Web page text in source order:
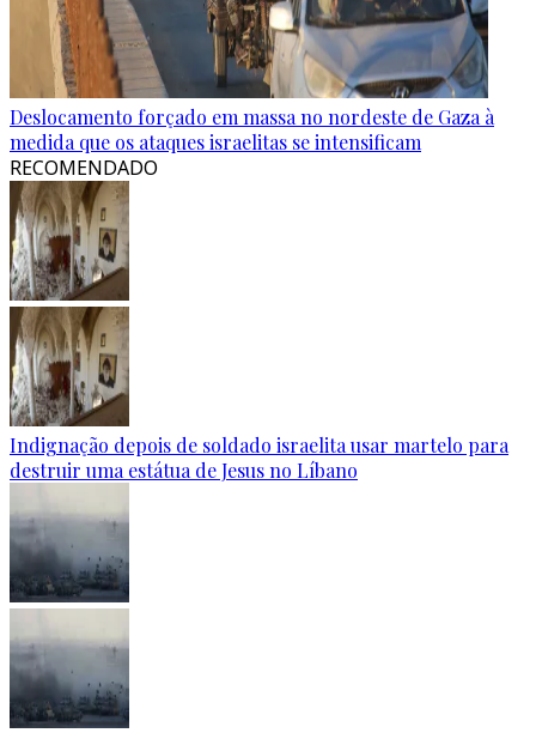
Deslocamento forçado em massa no nordeste de Gaza à
medida que os ataques israelitas se intensificam
RECOMENDADO
Indignação depois de soldado israelita usar martelo para
destruir uma estátua de Jesus no Líbano